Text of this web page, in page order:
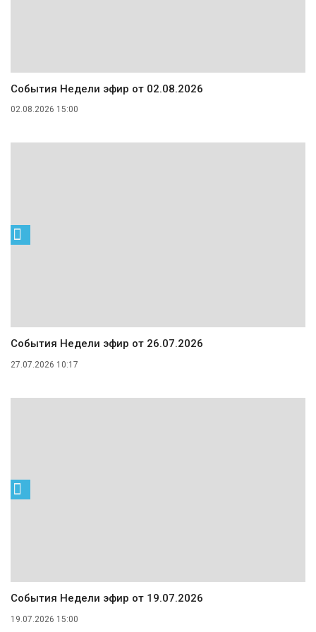
События Недели эфир от 02.08.2026
02.08.2026 15:00
События Недели эфир от 26.07.2026
27.07.2026 10:17
События Недели эфир от 19.07.2026
19.07.2026 15:00